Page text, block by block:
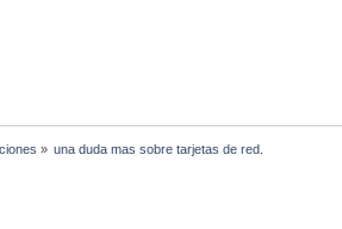
» una duda mas sobre tarjetas de red.